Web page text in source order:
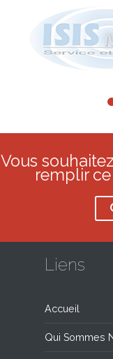
Vous
remplir
Liens
Accueil
Qui Sommes